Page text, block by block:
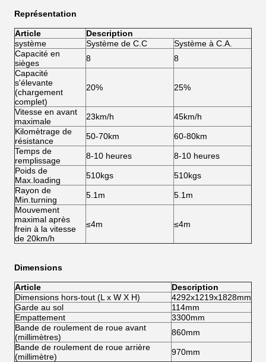
Représentation
Article
Description
système
Système de C.C
Système à C.A.
Capacité en
sièges
8
8
Capacité
s'élevante
(chargement
complet)
20% 25%
Vitesse en avant
maximale
23km/h
45km/h
Kilomètrage de
résistance
50-70km
60-80km
Temps de
remplissage
8-10 heures
8-10 heures
Poids de
Max.loading
510kgs
510kgs
Rayon de
Min.turning
5.1m
5.1m
Mouvement
maximal après
frein à la vitesse
de 20km/h
≤4m ≤4m
Dimensions
Article
Description
Dimensions hors-tout (L x W X H)
4292x1219x1828mm
Garde au sol
114mm
Empattement
3300mm
Bande de roulement de roue avant
(millimètres)
860mm
Bande de roulement de roue arrière
(millimètre)
970mm